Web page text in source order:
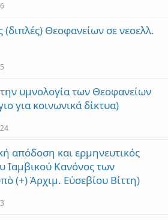
(διπλές) Θεοφανείων σε νεοελλ.
υμνολογία των Θεοφανείων
για κοινωνικά δίκτυα)
απόδοση και ερμηνευτικός
Ιαμβικού Κανόνος των
(+) Ἀρχιμ. Εὐσεβίου Βίττη)